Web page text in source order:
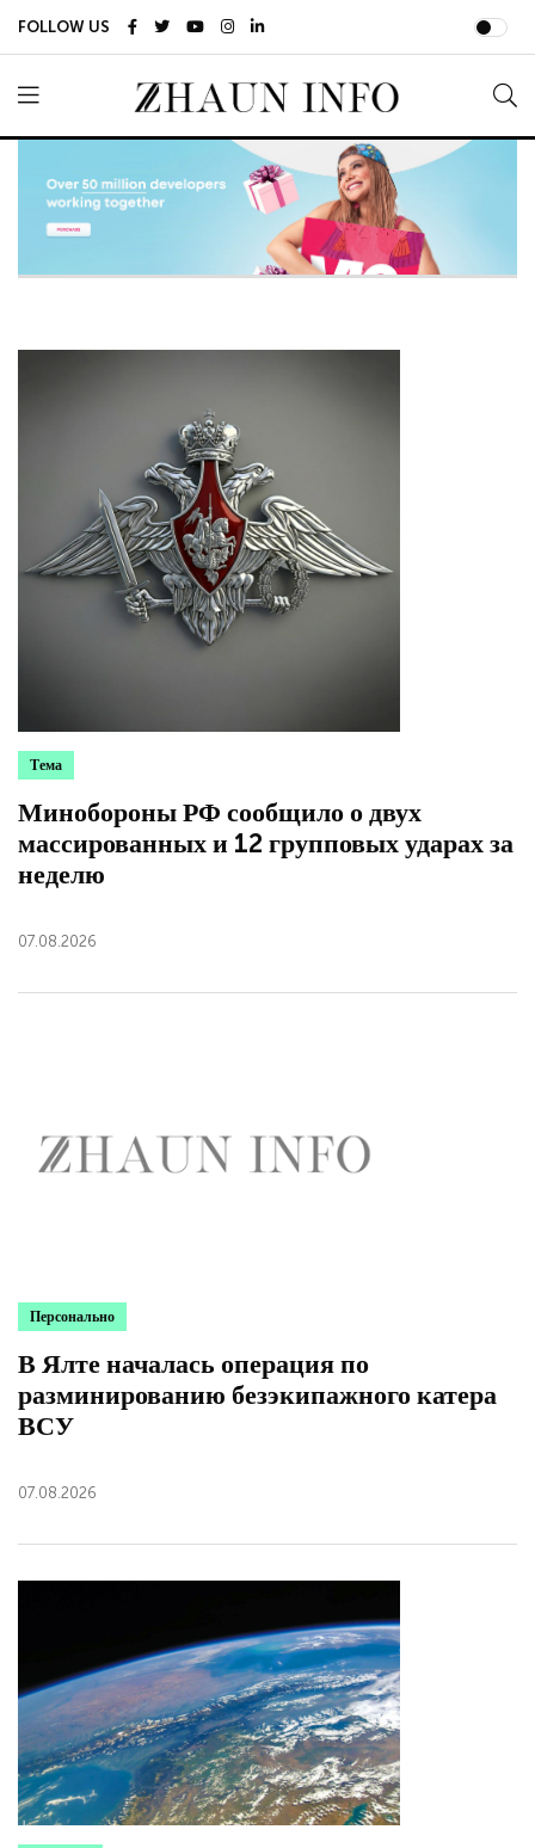
FOLLOW US
Тема
Минобороны РФ сообщило о двух
массированных и 12 групповых ударах за
неделю
07.08.2026
Персонально
В Ялте началась операция по
разминированию безэкипажного катера
ВСУ
07.08.2026